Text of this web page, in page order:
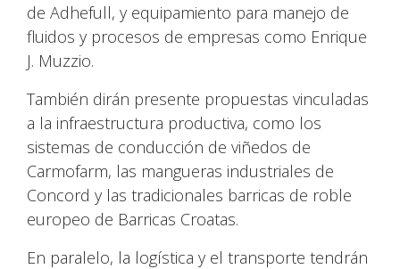
de Adhefull, y equipamiento para manejo de
fluidos y procesos de empresas como Enrique
J. Muzzio.
También dirán presente propuestas vinculadas
a la infraestructura productiva, como los
sistemas de conducción de viñedos de
Carmofarm, las mangueras industriales de
Concord y las tradicionales barricas de roble
europeo de Barricas Croatas.
En paralelo, la logística y el transporte tendrán